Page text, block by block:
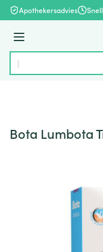
Ga naar de inhoud
Apothekersadvies
Menu
Product, merk,
Bota Lumbota